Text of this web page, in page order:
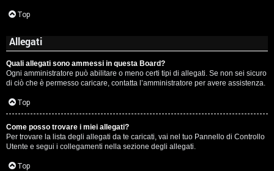
Top
Allegati
Quali allegati sono ammessi in questa Board?
Ogni amministratore può abilitare o meno certi tipi di allegati. Se non sei sicuro
di ciò che è permesso caricare, contatta l’amministratore per avere assistenza.
Top
Come posso trovare i miei allegati?
Per trovare la lista degli allegati da te caricati, vai nel tuo Pannello di Controllo
Utente e segui i collegamenti nella sezione degli allegati.
Top